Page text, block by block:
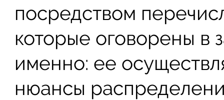
посредством
которые оговорены в
именно: ее
нюансы